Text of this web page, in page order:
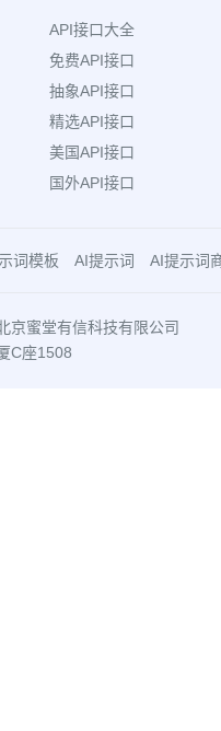
API接口大全
免费API接口
抽象API接口
精选API接口
美国API接口
国外API接口
词模板 AI提示词 AI提示词
京蜜堂有信科技有限公司
C座1508